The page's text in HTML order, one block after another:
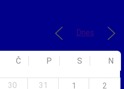
Dnes
Č P S N
30 31 1 2